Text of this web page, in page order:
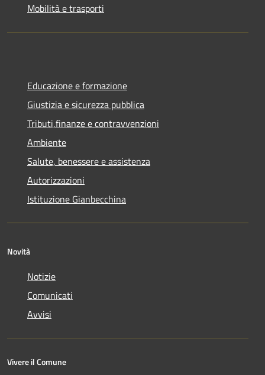
Mobilità e trasporti
Educazione e formazione
Giustizia e sicurezza pubblica
Tributi,finanze e contravvenzioni
Ambiente
Salute, benessere e assistenza
Autorizzazioni
Istituzione Gianbecchina
Novità
Notizie
Comunicati
Avvisi
Vivere il Comune